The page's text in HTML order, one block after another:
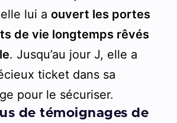
lui a ouvert les portes
de vie longtemps rêvés
. Jusqu’au jour J, elle a
ticket dans sa
pour le sécuriser.
de témoignages de